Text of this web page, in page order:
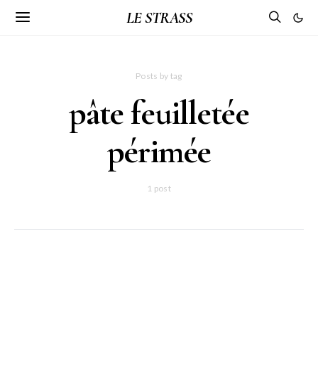
LE STRASS
Posts by tag
pâte feuilletée
périmée
1 post